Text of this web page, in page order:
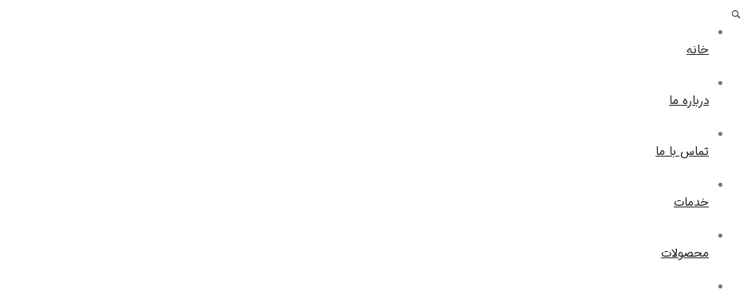
خانه
درباره ما
تماس با ما
خدمات
محصولات